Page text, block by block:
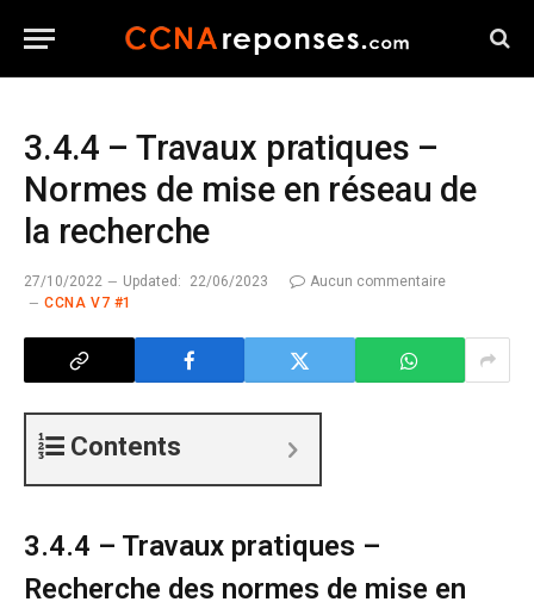
3.4.4 – Travaux pratiques –
Normes de mise en réseau de
la recherche
27/10/2022 Updated: 22/06/2023
Aucun commentaire
CCNA V7 #1
Contents
3.4.4 – Travaux pratiques –
Recherche des normes de mise en